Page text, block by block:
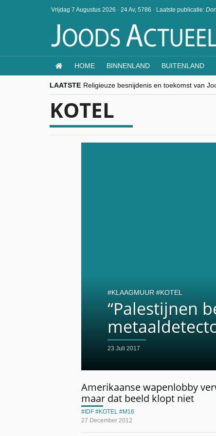
Vrijdag 7 Augustus 2026 · 24 Av, 5786 · Laatste publicatie:
HOME BINNENLAND BUITENLAND
LAATSTE Religieuze besnijdenis en toekomst van
“Besnijdenisdebat toont hoe moeilijk
CITYTRIP | ROEMENIË – Boekarest: de
“Vandaag zit elke Jood in België op de
goKosher lanceert nieuwe website en
KOTEL
“Palestijnen
23 Juli 2017
KLAAGMUUR KOTEL
Amerikaanse wapenlobby
maar dat beeld klopt niet
27 December 2012
IDF KOTEL M16